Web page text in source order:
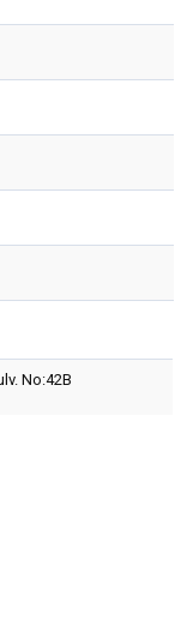
No:42B